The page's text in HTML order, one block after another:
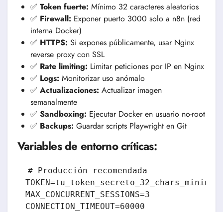
✅ Token fuerte: Mínimo 32 caracteres aleatorios
✅ Firewall: Exponer puerto 3000 solo a n8n (red
interna Docker)
✅ HTTPS: Si expones públicamente, usar Nginx
reverse proxy con SSL
✅ Rate limiting: Limitar peticiones por IP en Nginx
✅ Logs: Monitorizar uso anómalo
✅ Actualizaciones: Actualizar imagen
semanalmente
✅ Sandboxing: Ejecutar Docker en usuario no-root
✅ Backups: Guardar scripts Playwright en Git
Variables de entorno críticas:
# Producción recomendada
TOKEN=tu_token_secreto_32_chars_minimo
MAX_CONCURRENT_SESSIONS=3
CONNECTION_TIMEOUT=60000